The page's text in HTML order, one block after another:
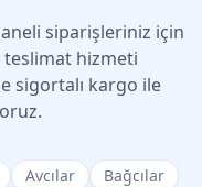
siparişleriniz için
hizmeti
sigortalı kargo ile
Avcılar
Bağcılar